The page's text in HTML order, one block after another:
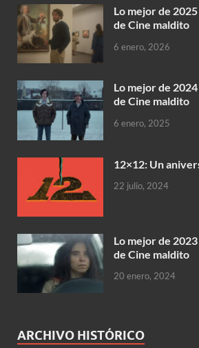
Lo mejor de
de Cine maldito
6 enero, 2026
Lo mejor de
de Cine maldito
6 enero, 2025
12×12: Un
22 julio, 2024
Lo mejor de
de Cine maldito
20 enero, 2024
ARCHIVO HISTÓRICO